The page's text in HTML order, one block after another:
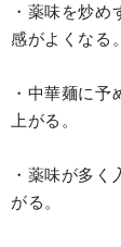
・薬味を炒
感がよくなる。
・中華麺に
上がる。
・薬味が多
がる。